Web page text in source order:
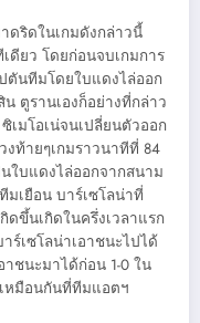
ริดในเกมดังกล่าวนี้
ดียว โดยก่อนจบเกมการ
ตันทีมโดยใบแดงไล่ออก
ตูรานเองก็อย่างที่กล่าว
เมโอเน่จนเปลี่ยนตัวออก
ท้ายๆเกมราวนาทีที่ 84
ใบแดงไล่ออกจากสนาม
เยือน บาร์เซโลน่าที่
ดขึ้นเกิดในครึ่งเวลาแรก
ร์เซโลน่าเอาชนะไปได้
ชนะมาได้ก่อน 1-0 ใน
หมือนกันที่ทีมแอตฯ